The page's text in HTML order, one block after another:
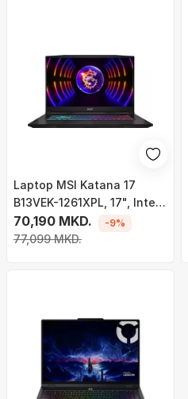
Laptop MSI Katana 17
B13VEK-1261XPL, 17", Intel
Core i7-13620H, 16GB RAM,
1TB SSD, GeForce Nvidia
70,190 MKD.
77,099 MKD.
-9%